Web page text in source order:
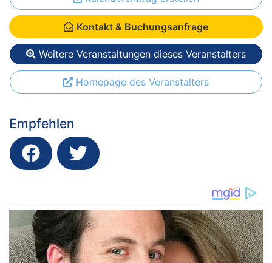
Kontakt & Buchungsanfrage
Weitere Veranstaltungen dieses Veranstalters
Homepage des Veranstalters
Empfehlen